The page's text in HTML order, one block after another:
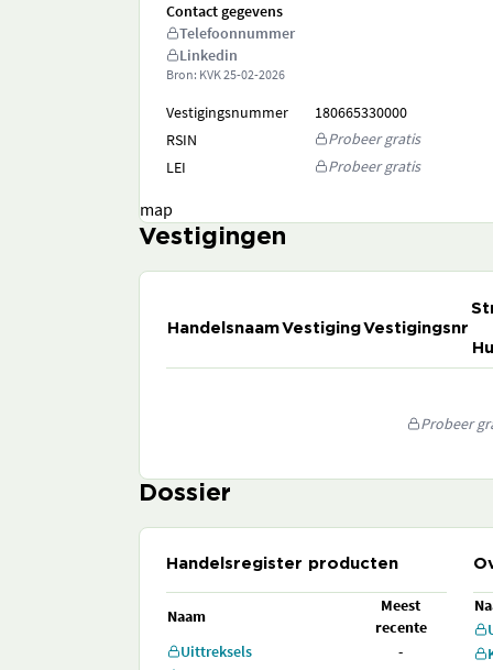
Contact gegevens
Telefoonnummer
Linkedin
Bron: KVK25-02-2026
Vestigingsnummer
180665330000
RSIN
Probeer gratis
LEI
Probeer gratis
map
Vestigingen
HandelsnaamVestigingVestigingsnr
Probeer
Dossier
Handelsregister producten
Naam
Meest
recente
Uittreksels
-